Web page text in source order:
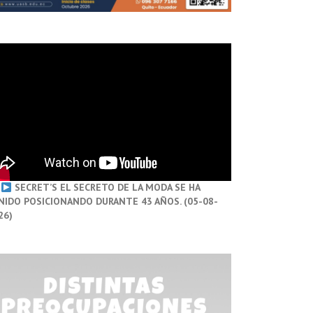
SECRET’S EL SECRETO DE LA MODA SE HA
POSICIONANDO DURANTE 43 AÑOS. (05-08-